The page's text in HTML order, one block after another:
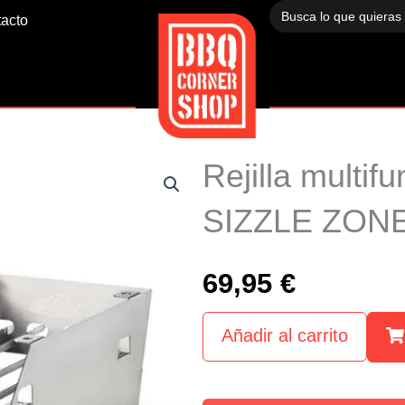
Buscar:
Rejilla
SIZZLE
69,95 €
Añadir al carrito